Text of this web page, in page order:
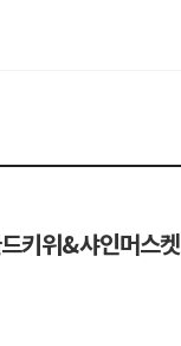
키위&샤인머스켓